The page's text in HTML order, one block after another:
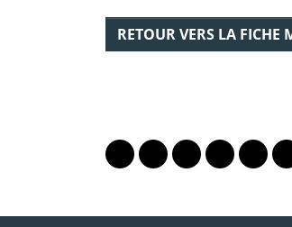
RETOUR VERS LA
Lien vers le profil
Lien vers le profil
Lien vers le
Lien vers
Lien